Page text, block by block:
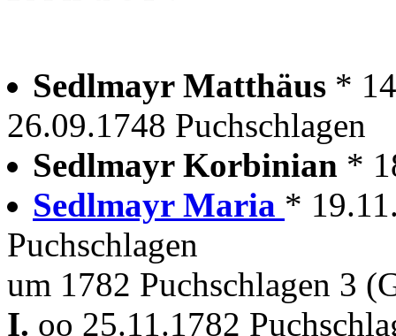
Sedlmayr Matthäus *
26.09.1748 Puchschlagen
Sedlmayr Korbinian *
Sedlmayr Maria *
Puchschlagen
um 1782 Puchschlagen 3
I. oo 25.11.1782